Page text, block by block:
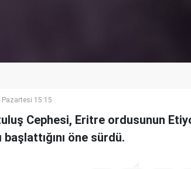
Pazartesi 15:15
Cephesi, Eritre ordusunun
öne sürdü.